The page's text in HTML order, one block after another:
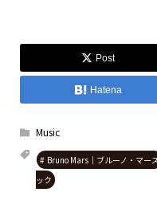
Post
Hatena
Music
Bruno Mars｜ブルーノ・マー
ック